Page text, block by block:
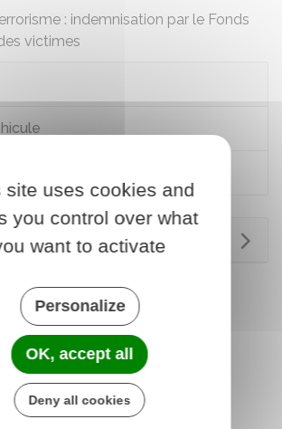
: indemnisation par le Fonds
victimes
!
site uses cookies and
you control over what
want to activate
Personalize
OK, accept all
Deny all cookies